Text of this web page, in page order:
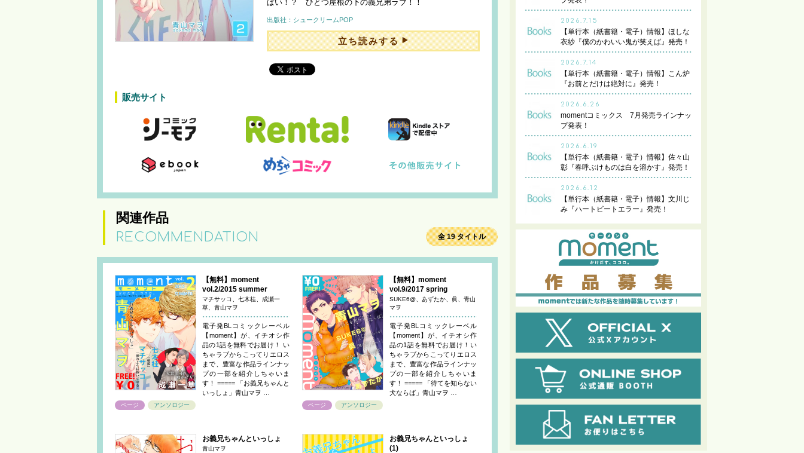
ぱい！？ ひとつ屋根の下の義兄弟ラブ！！
出版社：シュークリームPOP
立ち読みする
販売サイト
関連作品
RECOMMENDATION 全 19 タイトル
【無料】moment
vol.2/2015 summer
マチサッコ、七木桂、成瀬一
草、青山マヲ
電子発BLコミックレーベル
【moment】が、イチオシ作
品の1話を無料でお届け！ い
ちゃラブからこってりエロス
まで、豊富な作品ラインナッ
プの一部を紹介しちゃいま
す！ ===== 「お義兄ちゃんと
いっしょ」青山マヲ …
ページ アンソロジー
【無料】moment
vol.9/2017 spring
SUKE6@、あずたか、眞、青山
マヲ
電子発BLコミックレーベル
【moment】が、イチオシ作
品の1話を無料でお届け！い
ちゃラブからこってりエロス
まで、豊富な作品ラインナッ
プの一部を紹介しちゃいま
す！ ===== 「待てを知らない
犬ならば」青山マヲ …
ページ アンソロジー
お義兄ちゃんといっしょ
青山マヲ
お義兄ちゃんといっしょ
(1)
2026.7.15
【単行本（紙書籍・電子）情報】ほしな
衣紗『僕のかわいい鬼が笑えば』発売！
2026.7.14
【単行本（紙書籍・電子）情報】こん炉
『お前とだけは絶対に』発売！
2026.6.26
momentコミックス 7月発売ラインナッ
プ発表！
2026.6.19
【単行本（紙書籍・電子）情報】佐々山
彰『春呼ぶけものは白を溶かす』発売！
2026.6.12
【単行本（紙書籍・電子）情報】文川じ
み『ハートビートエラー』発売！